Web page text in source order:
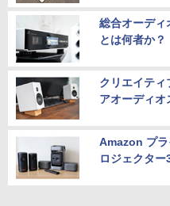
総合オーディ
とは何者か？
クリエイティ
アオーディオ
Amazon プ
ロジェクタ